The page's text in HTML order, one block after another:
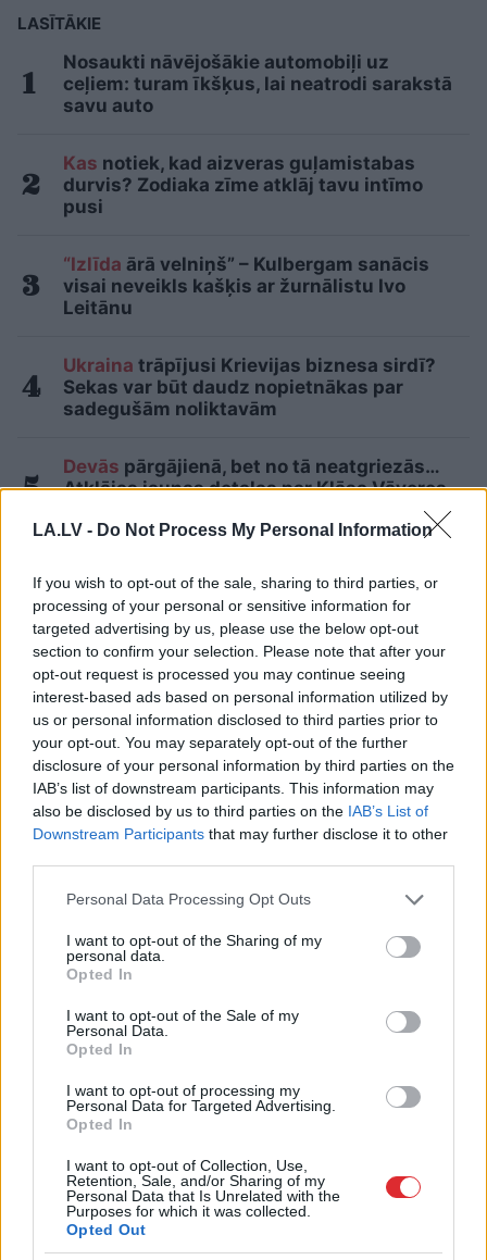
LA.LV - Do Not Process My Personal Information
If you wish to opt-out of the sale, sharing to third parties, or
processing of your personal or sensitive information for
targeted advertising by us, please use the below opt-out
section to confirm your selection. Please note that after your
opt-out request is processed you may continue seeing
interest-based ads based on personal information utilized by
us or personal information disclosed to third parties prior to
your opt-out. You may separately opt-out of the further
disclosure of your personal information by third parties on the
IAB’s list of downstream participants. This information may
also be disclosed by us to third parties on the IAB’s List of
Downstream Participants that may further disclose it to other
Please note that this website/app uses one or more Google
not limited to your visit or usage behaviour. You may click to
grant or deny consent to Google and its third-party tags to
use your data for below specified purposes in below Google
consent section.
Personal Data Processing Opt Outs
I want to opt-out of the Sharing of my
personal data.
Opted In
I want to opt-out of the Sale of my
Personal Data.
Opted In
I want to opt-out of processing my
Personal Data for Targeted Advertising.
Opted In
I want to opt-out of Collection, Use,
Retention, Sale, and/or Sharing of my
Personal Data that Is Unrelated with the
Purposes for which it was collected.
Opted Out
LASĪTĀKIE
Nosaukti nāvējošākie automobiļi uz
ceļiem: turam īkšķus, lai neatrodi sarakstā
savu auto
Kas notiek, kad aizveras guļamistabas
durvis? Zodiaka zīme atklāj tavu intīmo
pusi
“Izlīda ārā velniņš” – Kulbergam sanācis
visai neveikls kašķis ar žurnālistu Ivo
Leitānu
Ukraina trāpījusi Krievijas biznesa sirdī?
Sekas var būt daudz nopietnākas par
sadegušām noliktavām
Devās pārgājienā, bet no tā neatgriezās…
Atklājas jaunas detaļas par Klāsa Vāveres
veikalā uzvelkas par citu pircēju uzvedību
pie bulciņu stenda
Lasīt citas ziņas
Kasnotiek, kad aizveras
guļamistabas durvis?
Zodiaka zīme atklāj tavu
intīmo pusi